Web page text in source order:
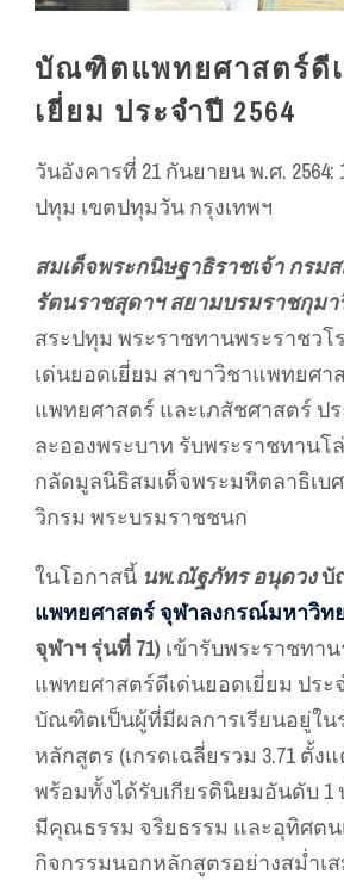
บัณฑิตแพทยศาสตร์ดี
เยี่ยม ประจำปี 2564
วันอังคารที่ 21 กันยายน พ.ศ. 2564:
ปทุม เขตปทุมวัน กรุงเทพฯ
สมเด็จพระกนิษฐาธิราชเจ้า กรม
รัตนราชสุดาฯ สยามบรมราชกุมา
สระปทุม พระราชทานพระราชว
เด่นยอดเยี่ยม สาขาวิชาแพทยศา
แพทยศาสตร์ และเภสัชศาสตร์ ปร
ละอองพระบาท รับพระราชทานโ
กลัดมูลนิธิสมเด็จพระมหิตลาธิเบ
วิกรม พระบรมราชชนก
ในโอกาสนี้ นพ.ณัฐภัทร อนุดวงบั
แพทยศาสตร์ จุฬาลงกรณ์มหาวิท
จุฬาฯ รุ่นที่ 71) เข้ารับพระราชทา
แพทยศาสตร์ดีเด่นยอดเยี่ยม ประจ
บัณฑิตเป็นผู้ที่มีผลการเรียนอยู่ใ
หลักสูตร (เกรดเฉลี่ยรวม 3.71 ตั้ง
พร้อมทั้งได้รับเกียรตินิยมอันดับ 1
มีคุณธรรม จริยธรรม และอุทิศตน
กิจกรรมนอกหลักสูตรอย่างสม่ำเ